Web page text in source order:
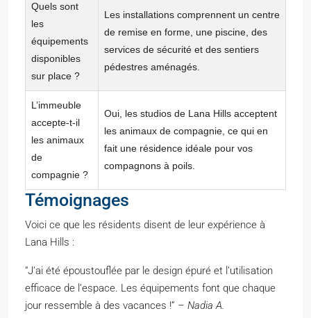
Quels sont
les
équipements
disponibles
sur place ?
Les installations comprennent un centre
de remise en forme, une piscine, des
services de sécurité et des sentiers
pédestres aménagés.
L’immeuble
accepte-t-il
les animaux
de
compagnie ?
Oui, les studios de Lana Hills acceptent
les animaux de compagnie, ce qui en
fait une résidence idéale pour vos
compagnons à poils.
Témoignages
Voici ce que les résidents disent de leur expérience à
Lana Hills :
“J’ai été époustouflée par le design épuré et l’utilisation
efficace de l’espace. Les équipements font que chaque
jour ressemble à des vacances !” – Nadia A.